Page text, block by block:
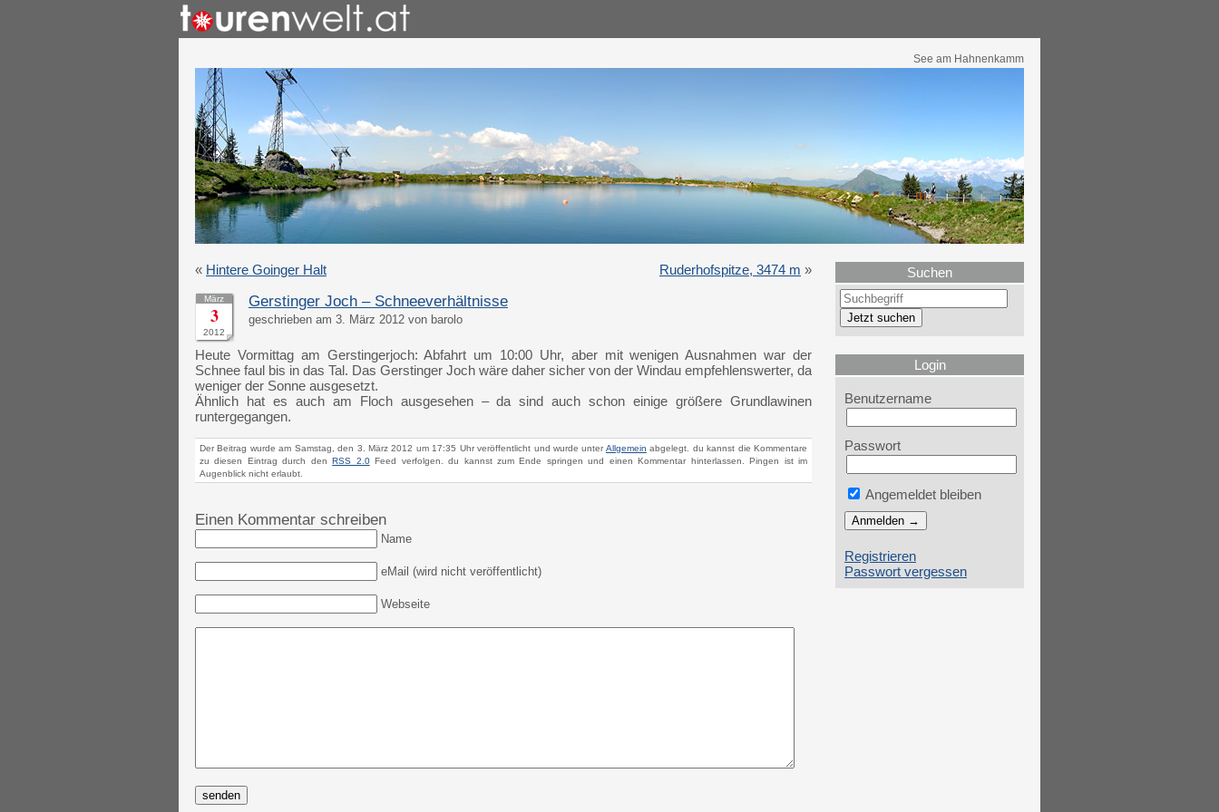
See am Hahnenkamm
« Hintere Goinger Halt Ruderhofspitze, 3474 m »
März
3
2012
Gerstinger Joch – Schneeverhältnisse
geschrieben am 3. März 2012 von barolo
Heute Vormittag am Gerstingerjoch: Abfahrt um 10:00 Uhr, aber mit wenigen Ausnahmen war der
Schnee faul bis in das Tal. Das Gerstinger Joch wäre daher sicher von der Windau empfehlenswerter, da
weniger der Sonne ausgesetzt.
Ähnlich hat es auch am Floch ausgesehen – da sind auch schon einige größere Grundlawinen
runtergegangen.
Der Beitrag wurde am Samstag, den 3. März 2012 um 17:35 Uhr veröffentlicht und wurde unter Allgemein abgelegt. du kannst die Kommentare
zu diesen Eintrag durch denRSS 2.0Feed verfolgen. du kannst zum Ende springen und einen Kommentar hinterlassen. Pingen ist im
Augenblick nicht erlaubt.
Einen Kommentar schreiben
Name
eMail (wird nicht veröffentlicht)
Webseite
Suchen
Login
Benutzername
Passwort
Angemeldet bleiben
Registrieren
Passwort vergessen